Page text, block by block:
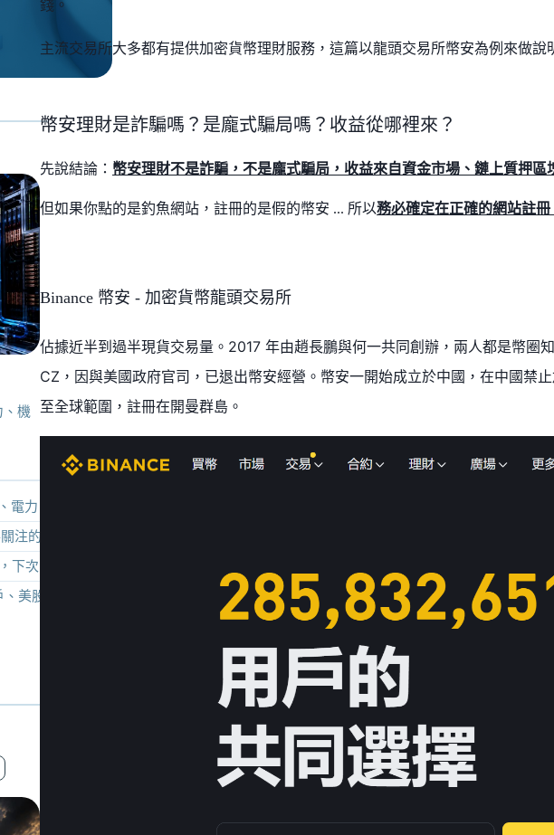
、機
股供應鏈
鏈企業
了嗎？
整教學
錢。
主流交易所大多都有提供加密貨幣理財服務，這篇以龍頭交易所幣安為例來做說
幣安理財是詐騙嗎？是龐式騙局嗎？收益從哪裡來？
先說結論： 幣安理財不是詐騙，不是龐式騙局，收益來自資金市場、鏈上質押區
但如果你點的是釣魚網站，註冊的是假的幣安 ... 所以務必確定在正確的網站註
Binance 幣安 - 加密貨幣龍頭交易所
佔據近半到過半現貨交易量。2017 年由趙長鵬與何一共同創辦，兩人都是幣圈
CZ，因與美國政府官司，已退出幣安經營。幣安一開始成立於中國，在中國禁
至全球範圍，註冊在開曼群島。